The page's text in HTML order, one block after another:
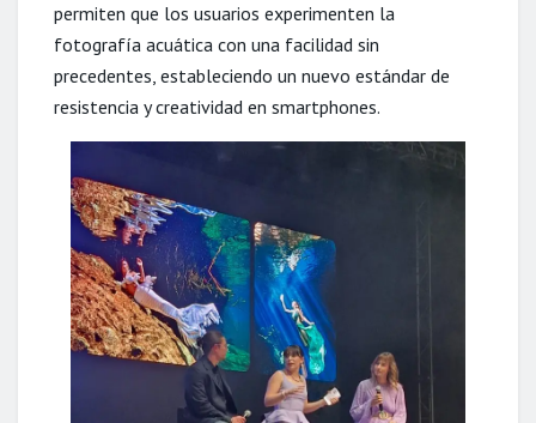
permiten que los usuarios experimenten la
fotografía acuática con una facilidad sin
precedentes, estableciendo un nuevo estándar de
resistencia y creatividad en smartphones.